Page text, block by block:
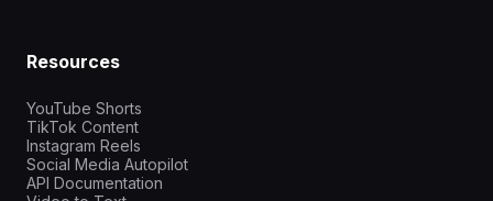
Resources
YouTube Shorts
TikTok Content
Instagram Reels
Social Media Autopilot
API Documentation